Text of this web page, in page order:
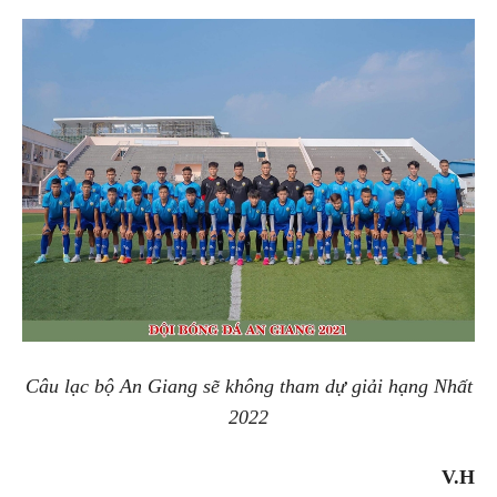
Câu lạc bộ An Giang sẽ không tham dự giải hạng Nhất
2022
V.H